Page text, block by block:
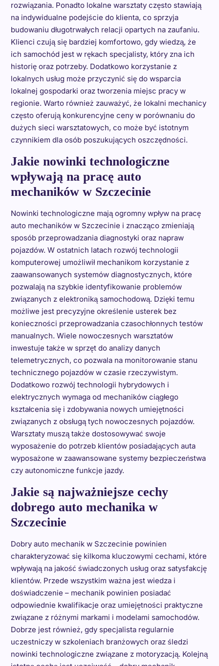
rozwiązania. Ponadto lokalne warsztaty często stawiają
na indywidualne podejście do klienta, co sprzyja
budowaniu długotrwałych relacji opartych na zaufaniu.
Klienci czują się bardziej komfortowo, gdy wiedzą, że
ich samochód jest w rękach specjalisty, który zna ich
historię oraz potrzeby. Dodatkowo korzystanie z
lokalnych usług może przyczynić się do wsparcia
lokalnej gospodarki oraz tworzenia miejsc pracy w
regionie. Warto również zauważyć, że lokalni mechanicy
często oferują konkurencyjne ceny w porównaniu do
dużych sieci warsztatowych, co może być istotnym
czynnikiem dla osób poszukujących oszczędności.
Jakie nowinki technologiczne
wpływają na pracę auto
mechaników w Szczecinie
Nowinki technologiczne mają ogromny wpływ na pracę
auto mechaników w Szczecinie i znacząco zmieniają
sposób przeprowadzania diagnostyki oraz napraw
pojazdów. W ostatnich latach rozwój technologii
komputerowej umożliwił mechanikom korzystanie z
zaawansowanych systemów diagnostycznych, które
pozwalają na szybkie identyfikowanie problemów
związanych z elektroniką samochodową. Dzięki temu
możliwe jest precyzyjne określenie usterek bez
konieczności przeprowadzania czasochłonnych testów
manualnych. Wiele nowoczesnych warsztatów
inwestuje także w sprzęt do analizy danych
telemetrycznych, co pozwala na monitorowanie stanu
technicznego pojazdów w czasie rzeczywistym.
Dodatkowo rozwój technologii hybrydowych i
elektrycznych wymaga od mechaników ciągłego
kształcenia się i zdobywania nowych umiejętności
związanych z obsługą tych nowoczesnych pojazdów.
Warsztaty muszą także dostosowywać swoje
wyposażenie do potrzeb klientów posiadających auta
wyposażone w zaawansowane systemy bezpieczeństwa
czy autonomiczne funkcje jazdy.
Jakie są najważniejsze cechy
dobrego auto mechanika w
Szczecinie
Dobry auto mechanik w Szczecinie powinien
charakteryzować się kilkoma kluczowymi cechami, które
wpływają na jakość świadczonych usług oraz satysfakcję
klientów. Przede wszystkim ważna jest wiedza i
doświadczenie – mechanik powinien posiadać
odpowiednie kwalifikacje oraz umiejętności praktyczne
związane z różnymi markami i modelami samochodów.
Dobrze jest również, gdy specjalista regularnie
uczestniczy w szkoleniach branżowych oraz śledzi
nowinki technologiczne związane z motoryzacją. Kolejną